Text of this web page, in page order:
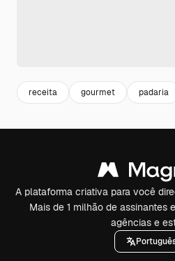
receita gourmet padaria
A plataforma criativa para você
Mais de 1 milhão de assinantes
agências e